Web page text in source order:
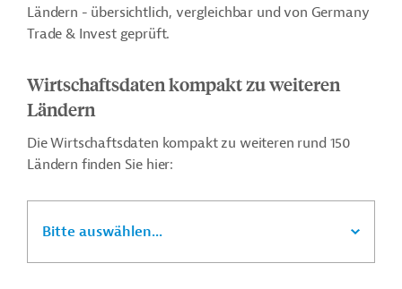
Ländern - übersichtlich, vergleichbar und von Germany
Trade & Invest geprüft.
Wirtschaftsdaten kompakt zu weiteren
Ländern
Die Wirtschaftsdaten kompakt zu weiteren rund 150
Ländern finden Sie hier:
Bitte auswählen...